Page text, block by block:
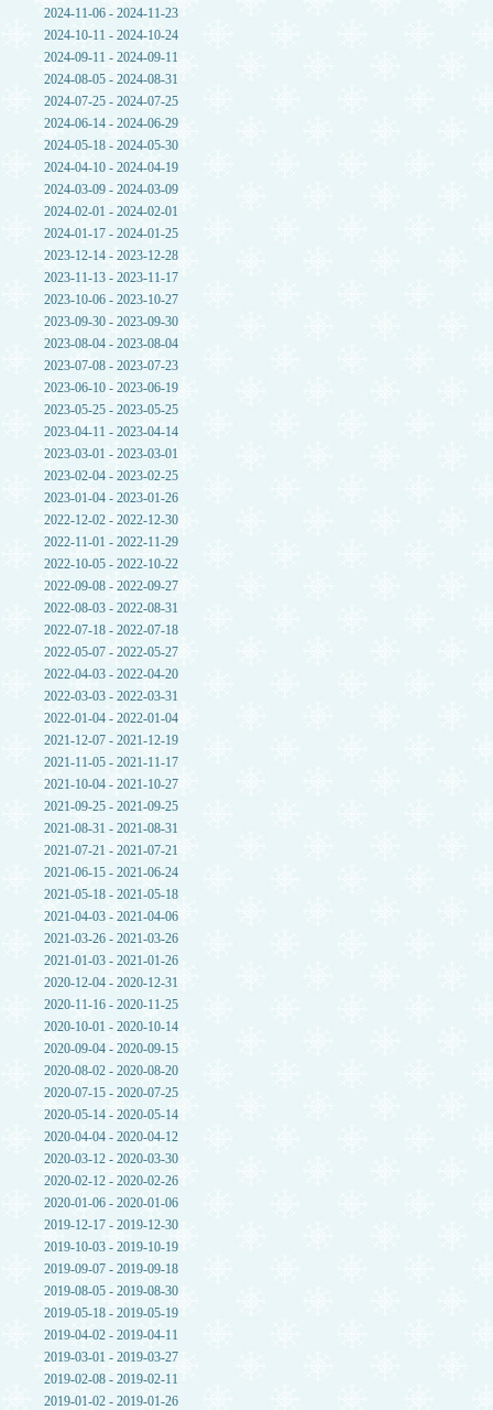
2024-11-06 - 2024-11-23
2024-10-11 - 2024-10-24
2024-09-11 - 2024-09-11
2024-08-05 - 2024-08-31
2024-07-25 - 2024-07-25
2024-06-14 - 2024-06-29
2024-05-18 - 2024-05-30
2024-04-10 - 2024-04-19
2024-03-09 - 2024-03-09
2024-02-01 - 2024-02-01
2024-01-17 - 2024-01-25
2023-12-14 - 2023-12-28
2023-11-13 - 2023-11-17
2023-10-06 - 2023-10-27
2023-09-30 - 2023-09-30
2023-08-04 - 2023-08-04
2023-07-08 - 2023-07-23
2023-06-10 - 2023-06-19
2023-05-25 - 2023-05-25
2023-04-11 - 2023-04-14
2023-03-01 - 2023-03-01
2023-02-04 - 2023-02-25
2023-01-04 - 2023-01-26
2022-12-02 - 2022-12-30
2022-11-01 - 2022-11-29
2022-10-05 - 2022-10-22
2022-09-08 - 2022-09-27
2022-08-03 - 2022-08-31
2022-07-18 - 2022-07-18
2022-05-07 - 2022-05-27
2022-04-03 - 2022-04-20
2022-03-03 - 2022-03-31
2022-01-04 - 2022-01-04
2021-12-07 - 2021-12-19
2021-11-05 - 2021-11-17
2021-10-04 - 2021-10-27
2021-09-25 - 2021-09-25
2021-08-31 - 2021-08-31
2021-07-21 - 2021-07-21
2021-06-15 - 2021-06-24
2021-05-18 - 2021-05-18
2021-04-03 - 2021-04-06
2021-03-26 - 2021-03-26
2021-01-03 - 2021-01-26
2020-12-04 - 2020-12-31
2020-11-16 - 2020-11-25
2020-10-01 - 2020-10-14
2020-09-04 - 2020-09-15
2020-08-02 - 2020-08-20
2020-07-15 - 2020-07-25
2020-05-14 - 2020-05-14
2020-04-04 - 2020-04-12
2020-03-12 - 2020-03-30
2020-02-12 - 2020-02-26
2020-01-06 - 2020-01-06
2019-12-17 - 2019-12-30
2019-10-03 - 2019-10-19
2019-09-07 - 2019-09-18
2019-08-05 - 2019-08-30
2019-05-18 - 2019-05-19
2019-04-02 - 2019-04-11
2019-03-01 - 2019-03-27
2019-02-08 - 2019-02-11
2019-01-02 - 2019-01-26